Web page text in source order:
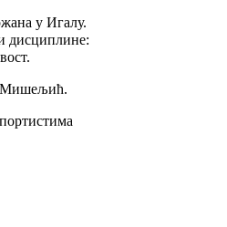
у Игалу.
дисциплине:
Мишељић.